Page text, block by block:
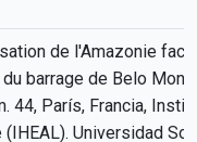
de l'Amazonie face
barrage de Belo
44, París, Francia,
Universidad